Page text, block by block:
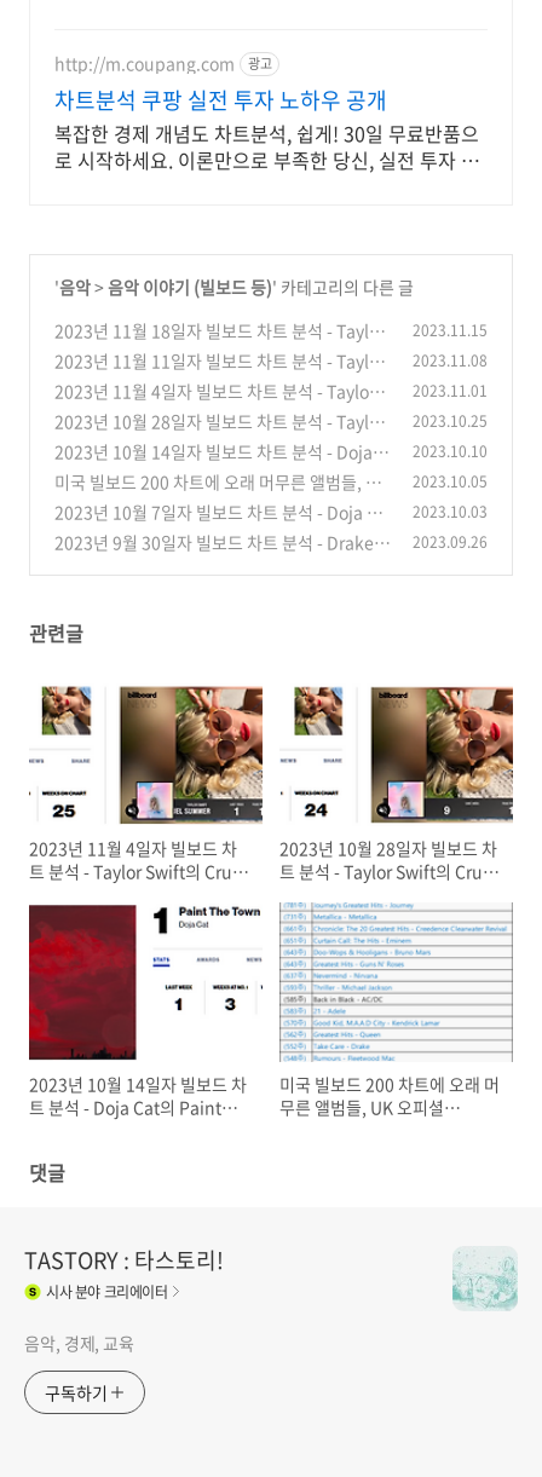
http://m.coupang.com 광고
차트분석 쿠팡 실전 투자 노하우 공개
복잡한 경제 개념도 차트분석, 쉽게! 30일 무료반품으
로 시작하세요. 이론만으로 부족한 당신, 실전 투자 전
'음악>음악 이야기 (빌보드 등)' 카테고리의 다른 글
2023년 11월 18일자 빌보드 차트 분석 - Taylor
Swift의 Cruel summer 다시 1위 탈환, 3주째 1
위, 정국의 Standing next to you 5위 데뷔, 비
틀즈의 Now and then 7위로 데뷔 / Taylor Swi
ft의 "1989"의 재녹음 앨범 2주째 빌..
2023.11.15
2023년 11월 11일자 빌보드 차트 분석 - Taylor
Swift의 Is it over now? Hot100 차트 1위로 데
뷔, 11번째 빌보드 1위곡, Top10에 8곡 진입 /
앨범 1989 (Taylor’s Version) 빌보드 200 1위
데뷔, Seventeen의 11번째 미니 ..
2023.11.08
2023년 11월 4일자 빌보드 차트 분석 - Taylor S
wift의 Cruel Summer Hot100 차트 1위 2주째
/ blink-182의 9집 앨범 "One More Time..."
빌보드 200 1위 데뷔, Rolling Stones의 미국 2
6번째 앨범 "Hackney Diamonds" 3위 데뷔 /
Th..
(0)
2023.11.01
2023년 10월 28일자 빌보드 차트 분석 - Taylor
Swift의 Cruel Summer Hot100 차트 1위 등
극, 10번째 1위곡 / Bad Bunny의 앨범 "Nadie
Sabe Lo Que Va a Pasar Mañana" 빌보드 20
0 1위 데뷔 / Tomorrow X Together의 5번째 E
P "The Nam.. (2)
2023.10.25
2023년 10월 14일자 빌보드 차트 분석 - Doja C
at의 Paint the Town Red 빌보드 Hot 100 차
트 3주째 1위, 정국 & Jack Harlow의 3D 5위로
차트 데뷔 / Morgan Wallen의 One Thing At A
Time 빌보드 200 1위 재등극, 총 16주간 1위)
2023.10.10
미국 빌보드 200 차트에 오래 머무른 앨범들, UK
오피셜 Top100 앨범 차트에 오래 머무른 앨범들
(미국 Billboard 200 Chart/UK Official Albu
ms Chart Top 100)(Pink Floyd의 Dark Side
of the Moon/Queen의 Greatest Hits)
2023.10.05
2023년 10월 7일자 빌보드 차트 분석 - Doja Ca
t의 Paint the Town Red 빌보드 Hot 100 차트
2023.10.03
2023년 9월 30일자 빌보드 차트 분석 - Drake와
a"는 빌보드 200 차트 1위로 데뷔 (Drake는 총
12곡의 1위곡 보유)
2023.09.26
관련글
2023년 11월 4일자 빌보드 차
트 분석 - Taylor Swift의 Cruel
째 / blink-182의 9집 앨범
"One More Time..." 빌보드
200 1위 데뷔, Rolling Stones
의 미국 26번째 앨범 "Hackney
Diamonds" 3위 데뷔 / Th..
2023년 10월 28일자 빌보드 차
트 분석 - Taylor Swift의 Cruel
극, 10번째 1위곡 / Bad Bunny
의 앨범 "Nadie Sabe Lo Que
Va a Pasar Mañana" 빌보드
200 1위 데뷔 / Tomorrow X
Together의 5번째 EP "The
Nam..
2023년 10월 14일자 빌보드 차
트 분석 - Doja Cat의 Paint
Jack Harlow의 3D 5위로 차트
위 재등극, 총 16주간 1위)
미국 빌보드 200 차트에 오래 머
무른 앨범들, UK 오피셜
Moon/Queen의 Greatest
댓글
TASTORY : 타스토리!
시사분야 크리에이터
음악, 경제, 교육
구독하기